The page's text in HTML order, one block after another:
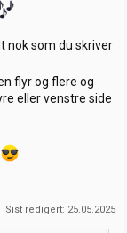
nok som du skriver
flyr og flere og
eller venstre side
Sist redigert: 25.05.2025